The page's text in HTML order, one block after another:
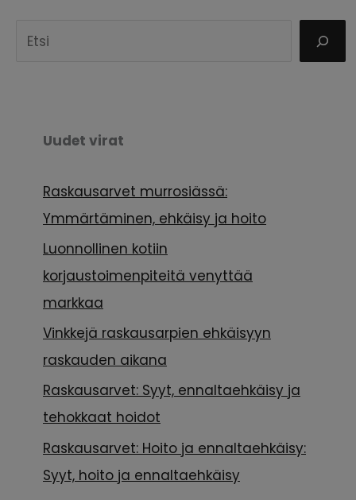
Uudet virat
Raskausarvet murrosiässä:
Ymmärtäminen, ehkäisy ja hoito
Luonnollinen kotiin
korjaustoimenpiteitä venyttää
markkaa
Vinkkejä raskausarpien ehkäisyyn
raskauden aikana
Raskausarvet: Syyt, ennaltaehkäisy ja
tehokkaat hoidot
Raskausarvet: Hoito ja ennaltaehkäisy:
Syyt, hoito ja ennaltaehkäisy